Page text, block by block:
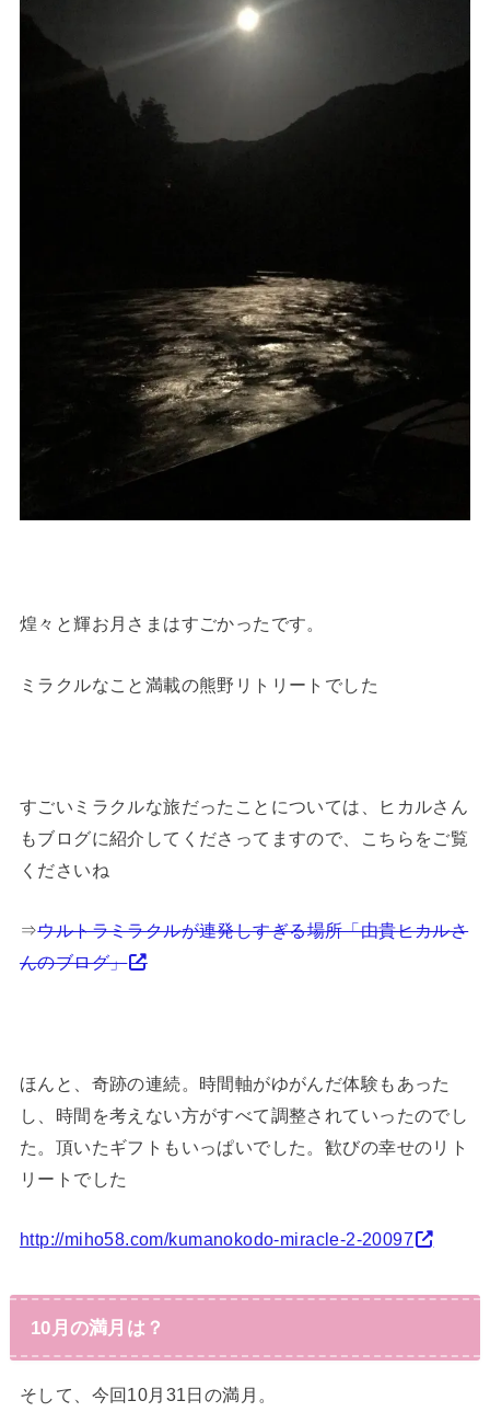
煌々と輝お月さまはすごかったです。
ミラクルなこと満載の熊野リトリートでした
すごいミラクルな旅だったことについては、ヒカルさん
もブログに紹介してくださってますので、こちらをご覧
くださいね
⇒ウルトラミラクルが連発しすぎる場所「由貴ヒカルさ
んのブログ」
ほんと、奇跡の連続。時間軸がゆがんだ体験もあった
し、時間を考えない方がすべて調整されていったのでし
た。頂いたギフトもいっぱいでした。歓びの幸せのリト
リートでした
http://miho58.com/kumanokodo-miracle-2-20097
10月の満月は？
そして、今回10月31日の満月。